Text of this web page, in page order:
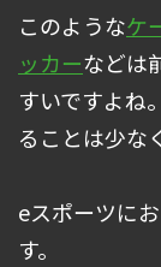
このようなケ
ッカーなどは
すいですよね
ることは少な
eスポーツに
す。